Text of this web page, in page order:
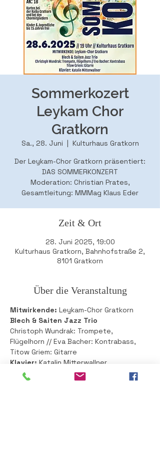
Sommerkozert
Leykam Chor
Gratkorn
Sa., 28. Juni
  |
Kulturhaus Gratkorn
Der Leykam-Chor Gratkorn präsentiert:
DAS SOMMERKONZERT
Moderation: Christian Prates,
Gesamtleitung: MMMag Klaus Eder
Zeit & Ort
28. Juni 2025, 19:00
Kulturhaus Gratkorn, Bahnhofstraße 2,
8101 Gratkorn
Über die Veranstaltung
Mitwirkende: Leykam-Chor Gratkorn
Blech & Saiten Jazz Trio
Christoph Wundrak: Trompete,
Flügelhorn // Eva Bacher: Kontrabass,
Titow Griem: Gitarre
Klavier: Katalin Mitterwallner
Eintritt €: VVK: 16, AK: 18